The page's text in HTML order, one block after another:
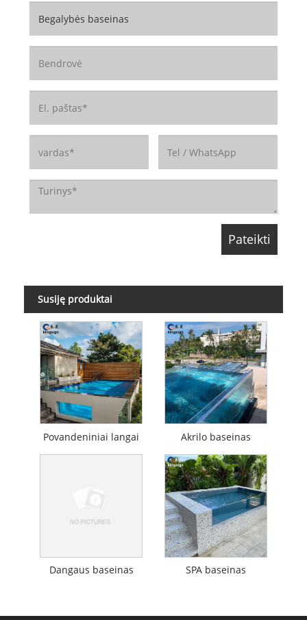
Susiję produktai
Povandeniniai langai Akrilo baseinas
Dangaus baseinas SPA baseinas